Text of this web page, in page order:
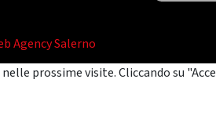
Agency Salerno
prossime visite. Cliccando su